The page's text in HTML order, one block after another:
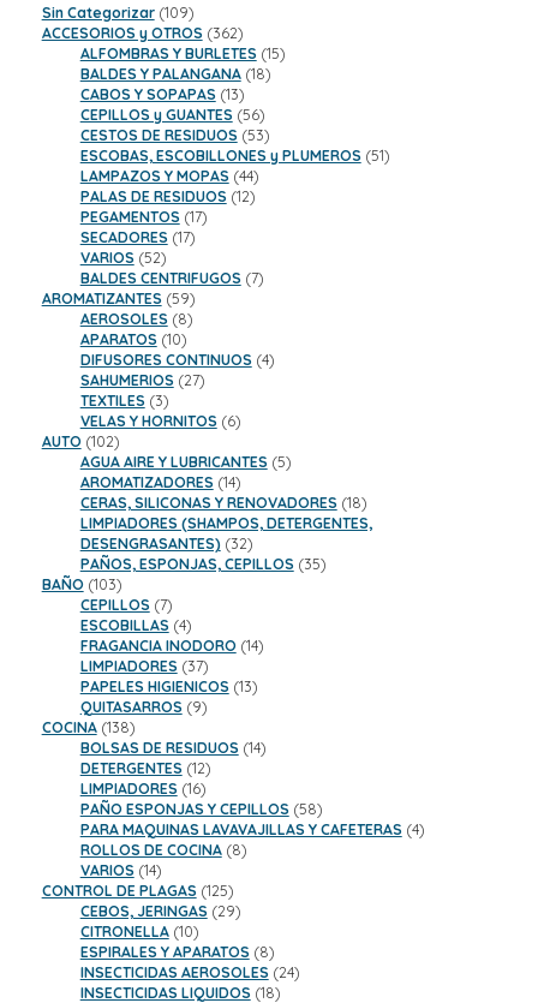
Sin Categorizar 109109
productos
ACCESORIOS y OTROS 362362
productos
ALFOMBRAS Y BURLETES 1515
BALDES Y PALANGANA 1818
CABOS Y SOPAPAS 1313
productos
CEPILLOS y GUANTES 5656
productos
CESTOS DE RESIDUOS 5353
productos
ESCOBAS, ESCOBILLONES y PLUMEROS 5151
LAMPAZOS Y MOPAS 4444
productos
PALAS DE RESIDUOS 1212
PEGAMENTOS 1717
SECADORES 1717
VARIOS 5252
productos
BALDES CENTRIFUGOS 77
AROMATIZANTES 5959
productos
AEROSOLES 88
productos
APARATOS 1010
productos
DIFUSORES CONTINUOS 44
SAHUMERIOS 2727
TEXTILES 33
productos
VELAS Y HORNITOS 66
AUTO 102102
productos
AGUA AIRE Y LUBRICANTES 55
AROMATIZADORES 1414
productos
CERAS, SILICONAS Y RENOVADORES 1818
productos
LIMPIADORES (SHAMPOS, DETERGENTES,
DESENGRASANTES) 3232
productos
PAÑOS, ESPONJAS, CEPILLOS 3535
BAÑO 103103
productos
CEPILLOS 77
productos
ESCOBILLAS 44
productos
FRAGANCIA INODORO 1414
LIMPIADORES 3737
productos
PAPELES HIGIENICOS 1313
QUITASARROS 99
COCINA 138138
productos
BOLSAS DE RESIDUOS 1414
DETERGENTES 1212
productos
LIMPIADORES 1616
productos
PAÑO ESPONJAS Y CEPILLOS 5858
productos
PARA MAQUINAS LAVAVAJILLAS Y CAFETERAS 44
ROLLOS DE COCINA 88
VARIOS 1414
productos
CONTROL DE PLAGAS 125125
productos
CEBOS, JERINGAS 2929
CITRONELLA 1010
productos
ESPIRALES Y APARATOS 88
productos
INSECTICIDAS AEROSOLES 2424
INSECTICIDAS LIQUIDOS 1818